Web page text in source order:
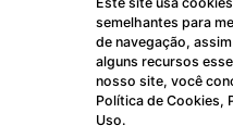
Horário de atendimento:
7:30 às 13:00
semelhantes para
de navegação,
alguns recursos
nosso site, você
Política de Cookies,
Uso.